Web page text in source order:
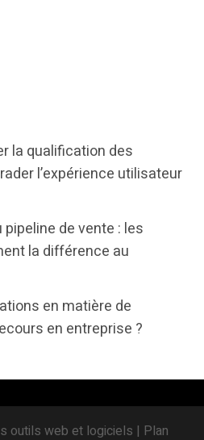
la qualification des
l’expérience utilisateur
de vente : les
la différence au
en matière de
en entreprise ?
outils web et logiciels | Plan